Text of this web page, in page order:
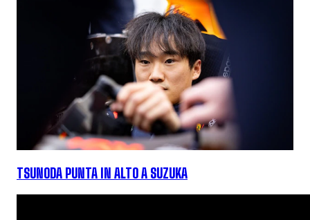
TSUNODA PUNTA IN ALTO A SUZUKA